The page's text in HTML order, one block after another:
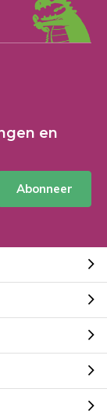
en
Abonneer